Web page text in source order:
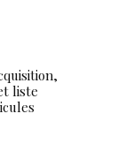
liste